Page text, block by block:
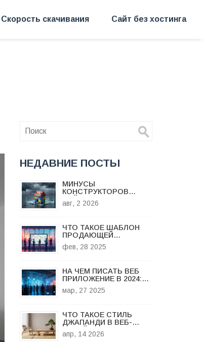
Скорость скачивания Сайт без хостинга
НЕДАВНИЕ ПОСТЫ
МИНУСЫ
КОНСТРУКТОРОВ
САЙТОВ: КОГДА TILDA И
WIX ТОРМОЗЯТ ВАШ
авг, 2 2026
ЧТО ТАКОЕ ШАБЛОН
ПРОДАЮЩЕЙ
СТРАНИЦЫ?
фев, 28 2025
НА ЧЕМ ПИСАТЬ ВЕБ
ПРИЛОЖЕНИЕ В 2024:
ПРАВИЛА ВЫБОРА
ПЛАТФОРМЫ
мар, 27 2025
ЧТО ТАКОЕ СТИЛЬ
ДЖАПАНДИ В ВЕБ-
ДИЗАЙНЕ: ГИД ПО
ЭСТЕТИКЕ JAPANDI
апр, 14 2026